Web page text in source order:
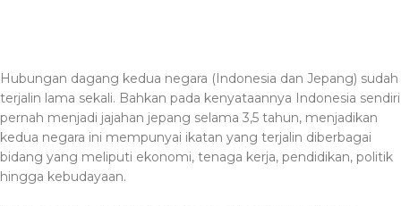
Hubungan dagang kedua negara (Indonesia dan Jepang) sudah
terjalin lama sekali. Bahkan pada kenyataannya Indonesia sendiri
pernah menjadi jajahan jepang selama 3,5 tahun, menjadikan
kedua negara ini mempunyai ikatan yang terjalin diberbagai
bidang yang meliputi ekonomi, tenaga kerja, pendidikan, politik
hingga kebudayaan.